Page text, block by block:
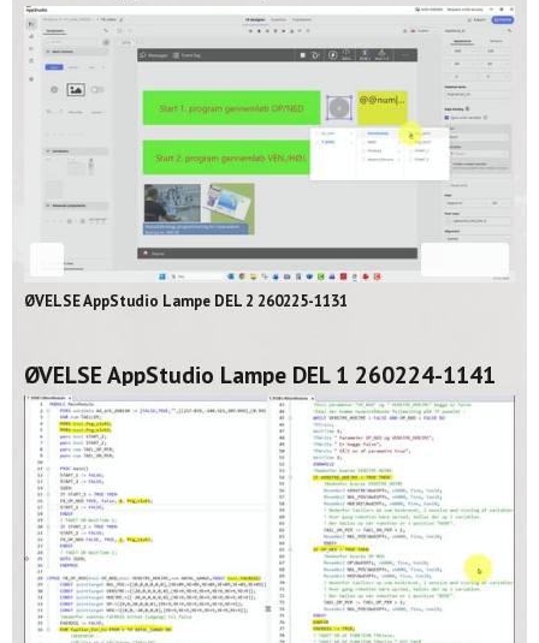
ØVELSE AppStudio Lampe DEL 2 260225-1131
ØVELSE AppStudio Lampe DEL 1 260224-1141